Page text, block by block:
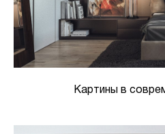
Картины в